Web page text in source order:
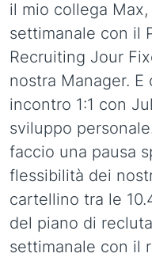
il mio collega
settimanale con il
Recruiting Jour
nostra Manager.
incontro 1:1 con
sviluppo
faccio una pausa
flessibilità dei
cartellino tra le
del piano di
settimanale con il